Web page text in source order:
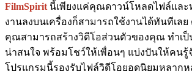
FilmSpirit นี้เพียงแค่คุณดาวน์โหลดไฟล์และ
งานลงบนเครื่องก็สามารถใช้งานได้ทันทีเล
คุณสามารถสร้างวิดีโอส่วนตัวของคุณ ทำเป็
น่าสนใจ พร้อมโชว์ให้เพื่อนๆ แบ่งปันให้คนรู้
โปรแกรมนี้รองรับไฟล์วิดีโอยอดนิยมหลาก